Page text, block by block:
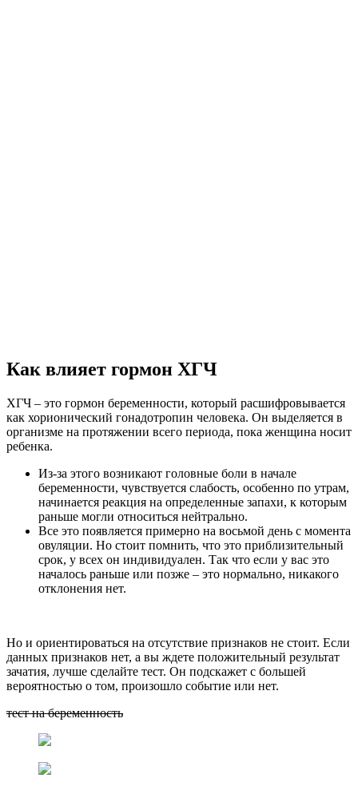
Как влияет гормон ХГЧ
ХГЧ – это гормон беременности, который расшифровывается
как хорионический гонадотропин человека. Он выделяется в
организме на протяжении всего периода, пока женщина носит
ребенка.
Из-за этого возникают головные боли в начале
беременности, чувствуется слабость, особенно по утрам,
начинается реакция на определенные запахи, к которым
раньше могли относиться нейтрально.
Все это появляется примерно на восьмой день с момента
овуляции. Но стоит помнить, что это приблизительный
срок, у всех он индивидуален. Так что если у вас это
началось раньше или позже – это нормально, никакого
отклонения нет.
Но и ориентироваться на отсутствие признаков не стоит. Если
данных признаков нет, а вы ждете положительный результат
зачатия, лучше сделайте тест. Он подскажет с большей
вероятностью о том, произошло событие или нет.
тест на беременность